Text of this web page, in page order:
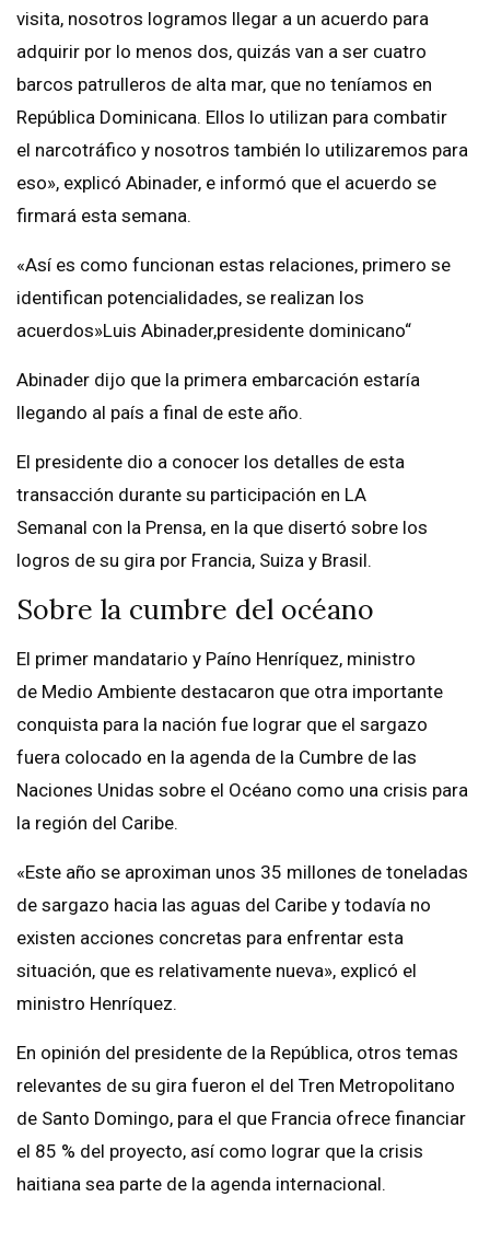
visita, nosotros logramos llegar a un acuerdo para
adquirir por lo menos dos, quizás van a ser cuatro
barcos patrulleros de alta mar, que no teníamos en
República Dominicana. Ellos lo utilizan para combatir
el narcotráfico y nosotros también lo utilizaremos para
eso», explicó Abinader, e informó que el acuerdo se
firmará esta semana.
«Así es como funcionan estas relaciones, primero se
identifican potencialidades, se realizan los
acuerdos»Luis Abinader,presidente dominicano“
Abinader dijo que la primera embarcación estaría
llegando al país a final de este año.
El presidente dio a conocer los detalles de esta
transacción durante su participación en LA
Semanal con la Prensa, en la que disertó sobre los
logros de su gira por Francia, Suiza y Brasil.
Sobre la cumbre del océano
El primer mandatario y Paíno Henríquez, ministro
de Medio Ambiente destacaron que otra importante
conquista para la nación fue lograr que el sargazo
fuera colocado en la agenda de la Cumbre de las
Naciones Unidas sobre el Océano como una crisis para
la región del Caribe.
«Este año se aproximan unos 35 millones de toneladas
de sargazo hacia las aguas del Caribe y todavía no
existen acciones concretas para enfrentar esta
situación, que es relativamente nueva», explicó el
ministro Henríquez.
En opinión del presidente de la República, otros temas
relevantes de su gira fueron el del Tren Metropolitano
de Santo Domingo, para el que Francia ofrece financiar
el 85 % del proyecto, así como lograr que la crisis
haitiana sea parte de la agenda internacional.